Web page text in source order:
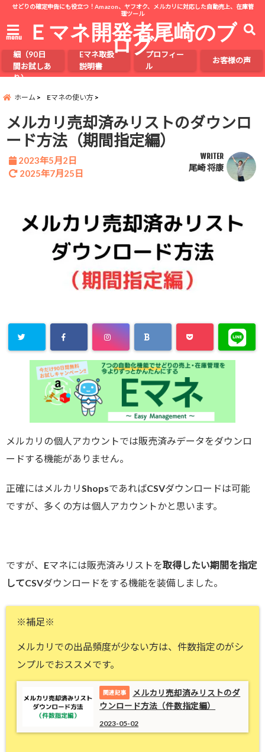
せどりの確定申告にも役立つ！Amazon、ヤフオク、メルカリに対応した自動売上、在庫管
理ツール
menu Ｅマネ開発者尾崎のブ
ログ
Eマネの詳
細（90日
間お試しあ
り）
Eマネ取扱
説明書
プロフィー
ル
お客様の声
ホーム Eマネの使い方
メルカリ売却済みリストのダウンロ
ード方法（期間指定編）
2023年5月2日
2025年7月25日
WRITER
尾崎 将康
メルカリの個人アカウントでは販売済みデータをダウンロ
ードする機能がありません。
正確にはメルカリShopsであればCSVダウンロードは可能
ですが、多くの方は個人アカウントかと思います。
ですが、Eマネには販売済みリストを取得したい期間を指定
してCSVダウンロードをする機能を装備しました。
※補足※
メルカリでの出品頻度が少ない方は、件数指定のがシ
ンプルでおススメです。
メルカリ売却済みリストのダ
ウンロード方法（件数指定編）
2023-05-02